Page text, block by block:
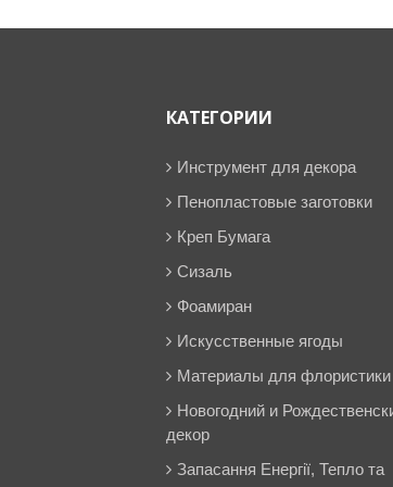
КАТЕГОРИИ
Инструмент для декора
Пенопластовые заготовки
Креп Бумага
Сизаль
Фоамиран
Искусственные ягоды
Материалы для флористики
Новогодний и
декор
Запасання Енергії, Тепло та